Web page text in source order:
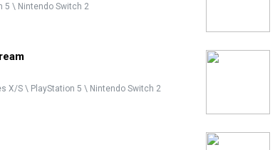
5 \ Nintendo Switch 2
X/S \ PlayStation 5 \ Nintendo Switch 2